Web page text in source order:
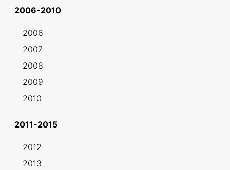
2006-2010
2006
2007
2008
2009
2010
2011-2015
2012
2013